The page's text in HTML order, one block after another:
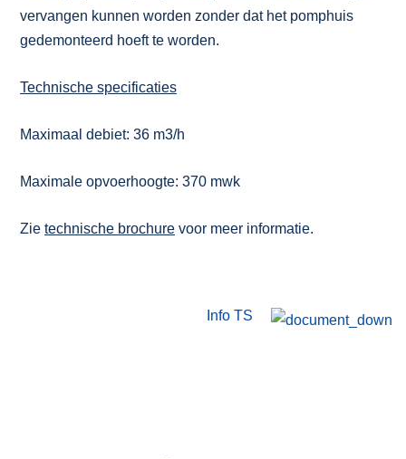
vervangen kunnen worden zonder dat het pomphuis
gedemonteerd hoeft te worden.
Technische specificaties
Maximaal debiet: 36 m3/h
Maximale opvoerhoogte: 370 mwk
Zie technische brochure voor meer informatie.
Info TS